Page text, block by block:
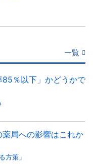
一覧
85％以下」かどうかで
薬局への影響はこれか
方策」